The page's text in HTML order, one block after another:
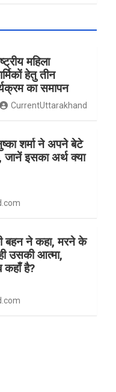
महिला
हेतु तीन
का समापन
CurrentUttarakhand
शर्मा ने अपने बेटे
जानें इसका अर्थ क्‍या
बहन ने कहा, मरने के
उसकी आत्मा,
कहाँ है?